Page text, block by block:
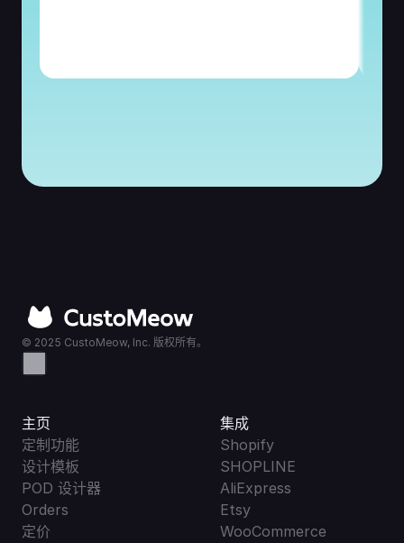
© 2025 CustoMeow, Inc. 版权所有。
主页
定制功能
设计模板
POD 设计器
Orders
定价
集成
Shopify
SHOPLINE
AliExpress
Etsy
WooCommerce